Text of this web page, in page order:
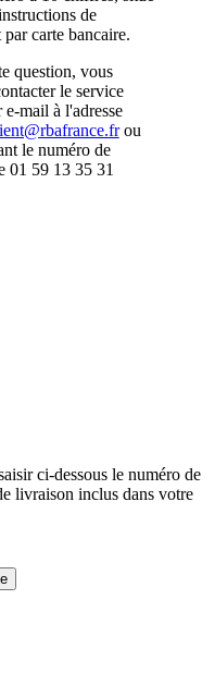
de
par carte bancaire.
question, vous
le service
e-mail à l'adresse
ou
le numéro de
01 59 13 35 31
ci-dessous le numéro de
livraison inclus dans votre